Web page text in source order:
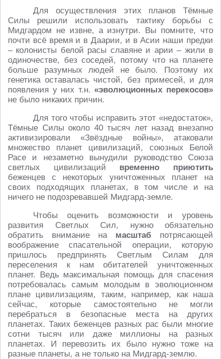
Для осуществления этих планов Тёмные
Силы решили использовать тактику борьбы с
Мидгардом не извне, а изнутри. Вы помните, что
почти всё время и в Даарии, и в Асии наши предки
– колонисты белой расы славяне и арии – жили в
одиночестве, без соседей, потому что на планете
больше разумных людей не было. Поэтому их
генетика оставалась чистой, без примесей, и для
появления у них т.н.«эволюционных перекосов»
не было никаких причин.
Для того чтобы исправить этот «недостаток»,
Тёмные Силы около 40 тысяч лет назад внезапно
активизировали «Звёздные войны», атаковали
множество планет цивилизаций, союзных Белой
Расе и незаметно вынудили руководство Союза
светлых цивилизаций временно
приютить
беженцев с некоторых уничтоженных планет на
своих подходящих планетах, в том числе и на
ничего не подозревавшей Мидгард-земле.
Чтобы оценить возможности и уровень
развития Светлых Сил, нужно обязательно
обратить внимание на масштаб потрясающей
воображение спасательной операции, которую
пришлось предпринять Светлым Силам для
переселения к нам обитателей уничтоженных
планет. Ведь максимальная помощь для спасения
потребовалась самым молодым в эволюционном
плане цивилизациям, таким, например, как наша
сейчас, которые самостоятельно не могли
перебраться в безопасные места на других
планетах. Таких беженцев разных рас были многие
сотни тысяч или даже миллионы на разных
планетах. И перевозить их было нужно тоже на
разные планеты, а не только на Мидгард-землю.